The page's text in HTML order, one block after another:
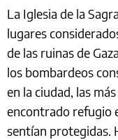
La Iglesia de la
lugares
de las ruinas de
los bombardeos
en la ciudad, las
encontrado refugio
sentían protegidas.